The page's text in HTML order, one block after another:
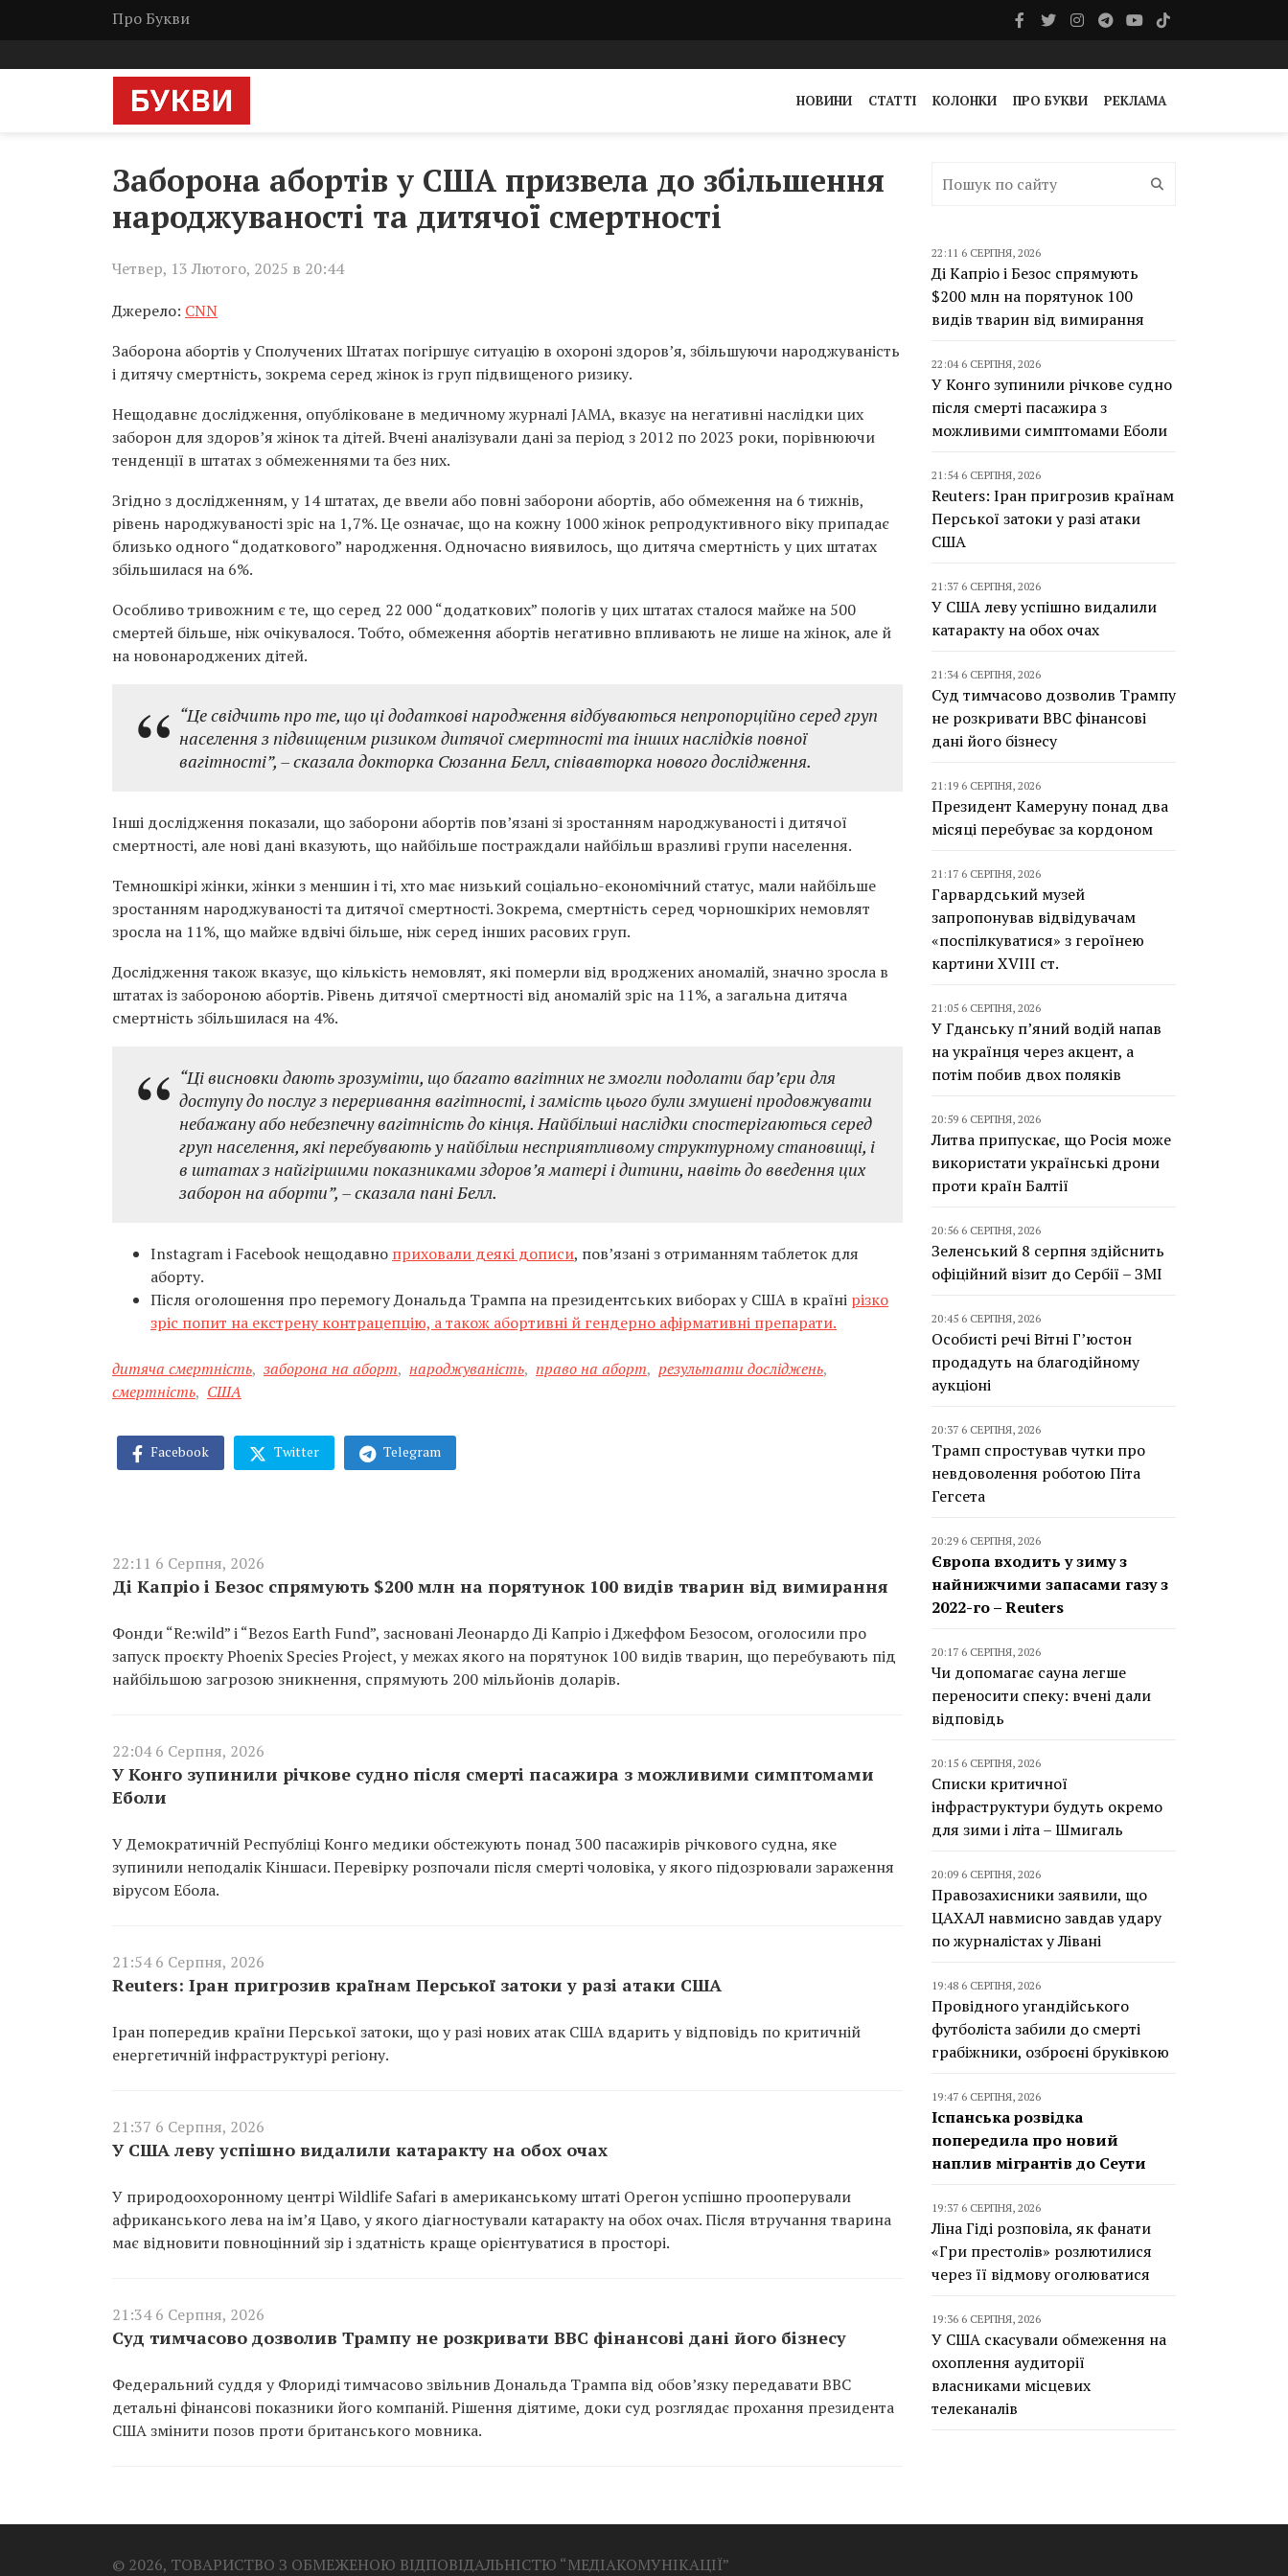
Про Букви
НОВИНИ СТАТТІ КОЛОНКИ ПРО БУКВИ РЕКЛАМА
Заборона абортів у США призвела до збільшення
народжуваності та дитячої смертності
Четвер, 13 Лютого, 2025 в 20:44
Джерело: CNN
Заборона абортів у Сполучених Штатах погіршує ситуацію в охороні здоров’я, збільшуючи народжуваність
і дитячу смертність, зокрема серед жінок із груп підвищеного ризику.
Нещодавнє дослідження, опубліковане в медичному журналі JAMA, вказує на негативні наслідки цих
заборон для здоров’я жінок та дітей. Вчені аналізували дані за період з 2012 по 2023 роки, порівнюючи
тенденції в штатах з обмеженнями та без них.
Згідно з дослідженням, у 14 штатах, де ввели або повні заборони абортів, або обмеження на 6 тижнів,
рівень народжуваності зріс на 1,7%. Це означає, що на кожну 1000 жінок репродуктивного віку припадає
близько одного “додаткового” народження. Одночасно виявилось, що дитяча смертність у цих штатах
збільшилася на 6%.
Особливо тривожним є те, що серед 22 000 “додаткових” пологів у цих штатах сталося майже на 500
смертей більше, ніж очікувалося. Тобто, обмеження абортів негативно впливають не лише на жінок, але й
на новонароджених дітей.
“Це свідчить про те, що ці додаткові народження відбуваються непропорційно серед груп
населення з підвищеним ризиком дитячої смертності та інших наслідків повної
вагітності”, – сказала докторка Сюзанна Белл, співавторка нового дослідження.
Інші дослідження показали, що заборони абортів пов’язані зі зростанням народжуваності і дитячої
смертності, але нові дані вказують, що найбільше постраждали найбільш вразливі групи населення.
Темношкірі жінки, жінки з меншин і ті, хто має низький соціально-економічний статус, мали найбільше
зростанням народжуваності та дитячої смертності. Зокрема, смертність серед чорношкірих немовлят
зросла на 11%, що майже вдвічі більше, ніж серед інших расових груп.
Дослідження також вказує, що кількість немовлят, які померли від вроджених аномалій, значно зросла в
штатах із забороною абортів. Рівень дитячої смертності від аномалій зріс на 11%, а загальна дитяча
смертність збільшилася на 4%.
“Ці висновки дають зрозуміти, що багато вагітних не змогли подолати бар’єри для
доступу до послуг з переривання вагітності, і замість цього були змушені продовжувати
небажану або небезпечну вагітність до кінця. Найбільші наслідки спостерігаються серед
груп населення, які перебувають у найбільш несприятливому структурному становищі, і
в штатах з найгіршими показниками здоров’я матері і дитини, навіть до введення цих
заборон на аборти”, – сказала пані Белл.
Instagram і Facebook нещодавно приховали деякі дописи, пов’язані з отриманням таблеток для
аборту.
Після оголошення про перемогу Дональда Трампа на президентських виборах у США в країні різко
зріс попит на екстрену контрацепцію, а також абортивні й гендерно афірмативні препарати.
дитяча смертність, заборона на аборт, народжуваність, право на аборт, результати досліджень,
смертність, США
Facebook Twitter Telegram
22:11 6 Серпня, 2026
Ді Капріо і Безос спрямують $200 млн на порятунок 100 видів тварин від вимирання
Фонди “Re:wild” і “Bezos Earth Fund”, засновані Леонардо Ді Капріо і Джеффом Безосом, оголосили про
запуск проєкту Phoenix Species Project, у межах якого на порятунок 100 видів тварин, що перебувають під
найбільшою загрозою зникнення, спрямують 200 мільйонів доларів.
22:04 6 Серпня, 2026
У Конго зупинили річкове судно після смерті пасажира з можливими симптомами
Еболи
У Демократичній Республіці Конго медики обстежують понад 300 пасажирів річкового судна, яке
зупинили неподалік Кіншаси. Перевірку розпочали після смерті чоловіка, у якого підозрювали зараження
вірусом Ебола.
21:54 6 Серпня, 2026
Reuters: Іран пригрозив країнам Перської затоки у разі атаки США
Іран попередив країни Перської затоки, що у разі нових атак США вдарить у відповідь по критичній
енергетичній інфраструктурі регіону.
21:37 6 Серпня, 2026
У США леву успішно видалили катаракту на обох очах
У природоохоронному центрі Wildlife Safari в американському штаті Орегон успішно прооперували
африканського лева на ім’я Цаво, у якого діагностували катаракту на обох очах. Після втручання тварина
має відновити повноцінний зір і здатність краще орієнтуватися в просторі.
21:34 6 Серпня, 2026
Суд тимчасово дозволив Трампу не розкривати BBC фінансові дані його бізнесу
Федеральний суддя у Флориді тимчасово звільнив Дональда Трампа від обов’язку передавати BBC
детальні фінансові показники його компаній. Рішення діятиме, доки суд розглядає прохання президента
США змінити позов проти британського мовника.
22:11 6 СЕРПНЯ, 2026
Ді Капріо і Безос спрямують
$200 млн на порятунок 100
видів тварин від вимирання
22:04 6 СЕРПНЯ, 2026
У Конго зупинили річкове судно
після смерті пасажира з
можливими симптомами Еболи
21:54 6 СЕРПНЯ, 2026
Reuters: Іран пригрозив країнам
Перської затоки у разі атаки
США
21:37 6 СЕРПНЯ, 2026
У США леву успішно видалили
катаракту на обох очах
21:34 6 СЕРПНЯ, 2026
Суд тимчасово дозволив Трампу
не розкривати BBC фінансові
дані його бізнесу
21:19 6 СЕРПНЯ, 2026
Президент Камеруну понад два
місяці перебуває за кордоном
21:17 6 СЕРПНЯ, 2026
Гарвардський музей
запропонував відвідувачам
«поспілкуватися» з героїнею
картини XVIII ст.
21:05 6 СЕРПНЯ, 2026
У Гданську п’яний водій напав
на українця через акцент, а
потім побив двох поляків
20:59 6 СЕРПНЯ, 2026
Литва припускає, що Росія може
використати українські дрони
проти країн Балтії
20:56 6 СЕРПНЯ, 2026
Зеленський 8 серпня здійснить
офіційний візит до Сербії – ЗМІ
20:45 6 СЕРПНЯ, 2026
Особисті речі Вітні Г’юстон
продадуть на благодійному
аукціоні
20:37 6 СЕРПНЯ, 2026
Трамп спростував чутки про
невдоволення роботою Піта
Гегсета
20:29 6 СЕРПНЯ, 2026
Європа входить у зиму з
найнижчими запасами газу з
2022-го – Reuters
20:17 6 СЕРПНЯ, 2026
Чи допомагає сауна легше
переносити спеку: вчені дали
відповідь
20:15 6 СЕРПНЯ, 2026
Списки критичної
інфраструктури будуть окремо
для зими і літа – Шмигаль
20:09 6 СЕРПНЯ, 2026
Правозахисники заявили, що
ЦАХАЛ навмисно завдав удару
по журналістах у Лівані
19:48 6 СЕРПНЯ, 2026
Провідного угандійського
футболіста забили до смерті
грабіжники, озброєні бруківкою
19:47 6 СЕРПНЯ, 2026
Іспанська розвідка
попередила про новий
наплив мігрантів до Сеути
19:37 6 СЕРПНЯ, 2026
Ліна Гіді розповіла, як фанати
«Гри престолів» розлютилися
через її відмову оголюватися
19:36 6 СЕРПНЯ, 2026
У США скасували обмеження на
охоплення аудиторії
власниками місцевих
телеканалів
© 2026, ТОВАРИСТВО З ОБМЕЖЕНОЮ ВІДПОВІДАЛЬНІСТЮ “МЕДІАКОМУНІКАЦІЇ”